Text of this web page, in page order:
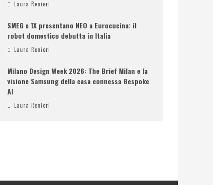
Laura Renieri
SMEG e 1X presentano NEO a Eurocucina: il
robot domestico debutta in Italia
Laura Renieri
Milano Design Week 2026: The Brief Milan e la
visione Samsung della casa connessa Bespoke
AI
Laura Renieri